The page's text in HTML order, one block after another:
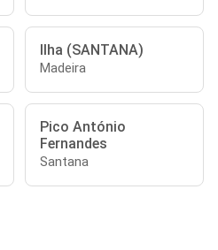
Ilha (SANTANA)
Madeira
Pico António
Fernandes
Santana